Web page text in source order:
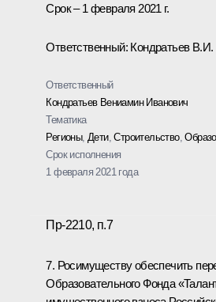
Срок – 1 февраля 2021 г.
Ответственный: Кондратьев В.И.
Ответственный
Кондратьев Вениамин Иванович
Тематика
Регионы, Дети,Строительство,
Срок исполнения
1 февраля 2021 года
Пр-2210, п.7
7. Росимуществу обеспечить
Образовательного Фонда